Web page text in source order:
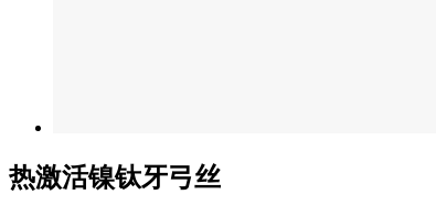
热激活镍钛牙弓丝